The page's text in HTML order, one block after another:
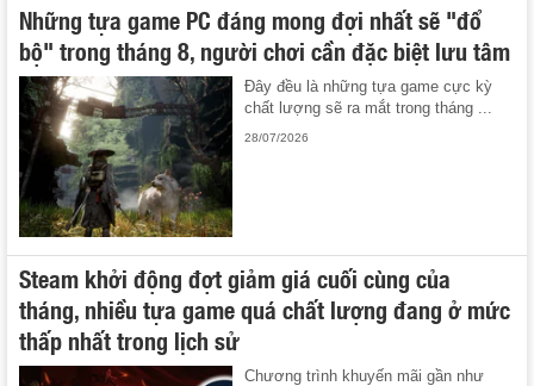
Những tựa game PC đáng mong đợi nhất sẽ "đổ
bộ" trong tháng 8, người chơi cần đặc biệt lưu tâm
Đây đều là những tựa game cực kỳ
chất lượng sẽ ra mắt trong tháng ...
28/07/2026
Steam khởi động đợt giảm giá cuối cùng của
tháng, nhiều tựa game quá chất lượng đang ở mức
thấp nhất trong lịch sử
Chương trình khuyến mãi gần như